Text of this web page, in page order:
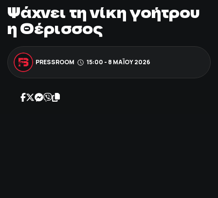
ΑΛΛΑ ΣΠΟΡ
PRIME ZONE
ΕΠΙΚΑΙΡΟΤΗΤΑ
Ψάχνει τη νίκη γοήτρου
η Θέρισσος
PRESSROOM 15:00 - 8 ΜΑΪ́ΟΥ 2026